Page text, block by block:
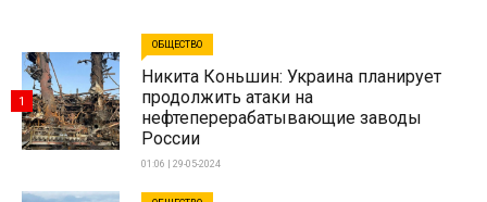
ОБЩЕСТВО
Никита Коньшин: Украина планирует
продолжить атаки на
нефтеперерабатывающие заводы
России
01:06 | 29-05-2024
1